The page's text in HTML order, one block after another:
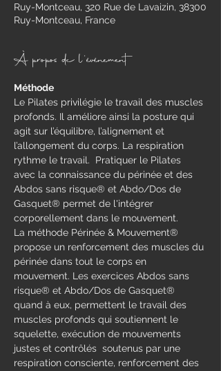
Ruy-Montceau, 320 Rue de Lavaizin, 38300
Ruy-Montceau, France
À propos de l'événement
Méthode
​Le Pilates privilégie le travail des muscles
profonds. Il améliore ainsi la posture qui
agit sur l’équilibre, l’alignement et
l’allongement du corps. La respiration
rythme le travail.  Pratiquer le Pilates
avec la connaissance du périnée et des
Abdos sans risque® et Abdo/Dos de
Gasquet® permet de l'intégrer
corporellement dans le mouvement.
La méthode Périnée & Mouvement®
propose un renforcement des muscles du
périnée dans tout le corps en
mouvement.​ Les exercices Abdos sans
risque® et Abdo/Dos de Gasquet®
quand à eux, permettent le travail des
muscles profonds qui soutiennent le
squelette, exécution de mouvements
justes et contrôlés  soutenus par une
respiration consciente, renforcement des